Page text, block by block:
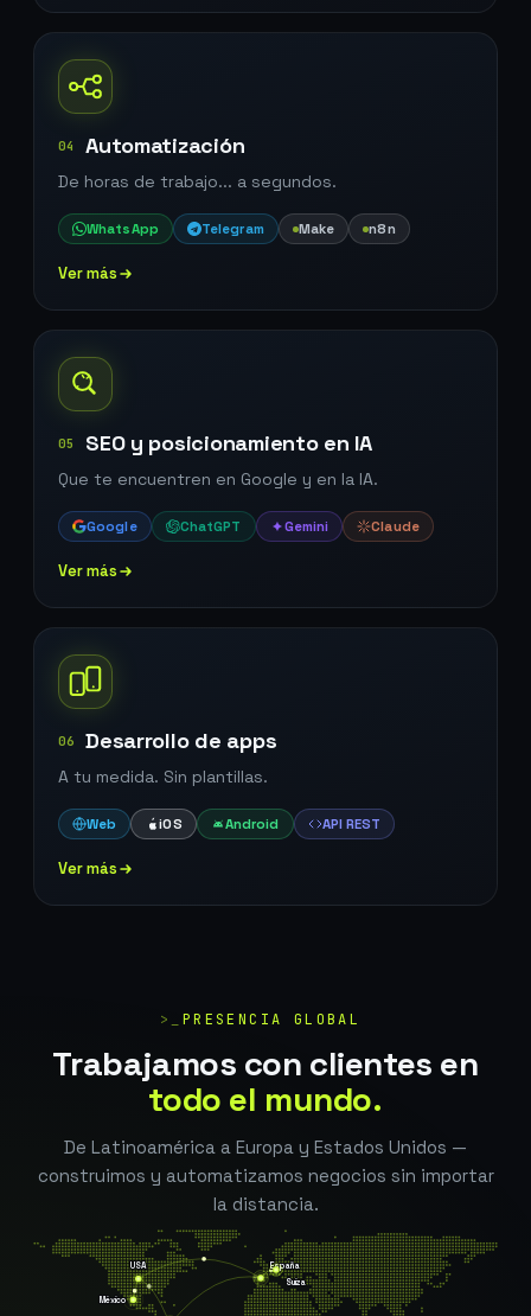
04 Automatización
De horas de trabajo... a segundos.
WhatsApp Telegram Make n8n
Ver más
05 SEO y posicionamiento en IA
Que te encuentren en Google y en la IA.
Google ChatGPT Gemini Claude
Ver más
06 Desarrollo de apps
A tu medida. Sin plantillas.
Web iOS Android API REST
Ver más
>_ PRESENCIA GLOBAL
Trabajamos con clientes en
todo el mundo.
De Latinoamérica a Europa y Estados Unidos —
construimos y automatizamos negocios sin importar
la distancia.
USA
México
España
Suiza